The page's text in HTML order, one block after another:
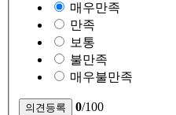
매우만족
만족
보통
불만족
매우불만족
0/100